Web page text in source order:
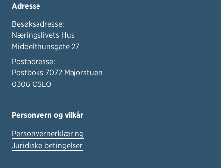
Adresse
Besøksadresse:
Næringslivets Hus
Middelthunsgate 27
Postadresse:
Postboks 7072 Majorstuen
0306 OSLO
Personvern og vilkår
Personvernerklæring
Juridiske betingelser